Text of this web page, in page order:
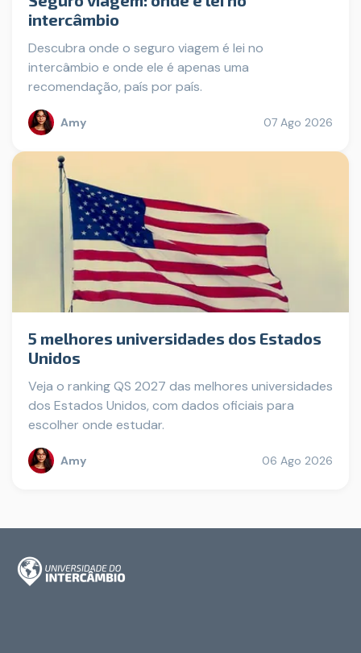
intercâmbio
Descubra onde o seguro viagem é lei no
intercâmbio e onde ele é apenas uma
recomendação, país por país.
Amy 07 Ago 2026
5 melhores universidades dos Estados
Unidos
Veja o ranking QS 2027 das melhores universidades
dos Estados Unidos, com dados oficiais para
escolher onde estudar.
Amy 06 Ago 2026